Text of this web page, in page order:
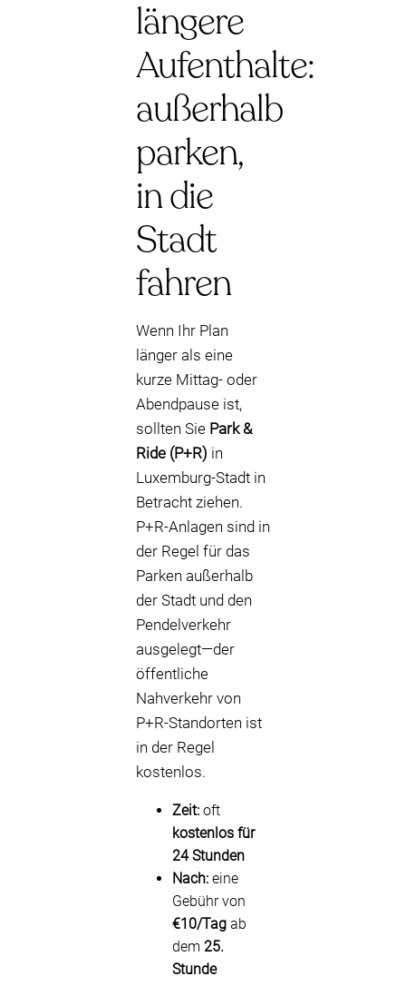
längere
Aufenthalte:
außerhalb
parken,
in die
Stadt
fahren
Wenn Ihr Plan
länger als eine
kurze Mittag- oder
Abendpause ist,
sollten Sie Park &
Ride (P+R) in
Luxemburg-Stadt in
Betracht ziehen.
P+R-Anlagen sind in
der Regel für das
Parken außerhalb
der Stadt und den
Pendelverkehr
ausgelegt—der
öffentliche
Nahverkehr von
P+R-Standorten ist
in der Regel
kostenlos.
Zeit: oft
kostenlos für
24 Stunden
Nach: eine
Gebühr von
€10/Tag ab
dem 25.
Stunde